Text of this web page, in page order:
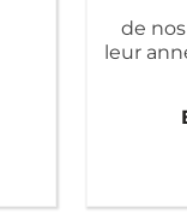
de
leur